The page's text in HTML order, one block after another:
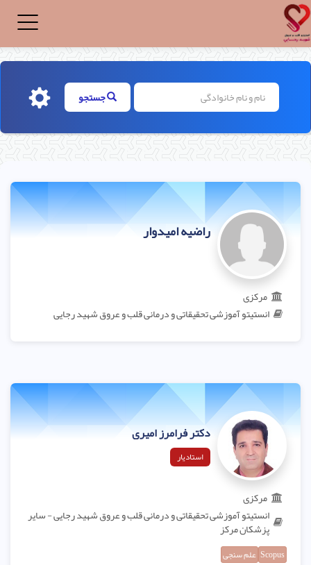
جستجو
راضیه امیدوار
مرکزی
انستیتو آموزشی تحقیقاتی و درمانی قلب و عروق شهید رجایی
دکتر فرامرز امیری
استادیار
مرکزی
انستیتو آموزشی تحقیقاتی و درمانی قلب و عروق شهید رجایی - سایر
پزشکان مرکز
Scopus علم سنجی